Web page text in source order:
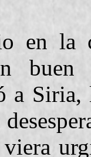
en la
buen
a
viera